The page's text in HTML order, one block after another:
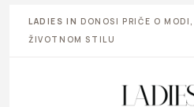
LADIES IN DONOSI PRIČE O
ŽIVOTNOM STILU